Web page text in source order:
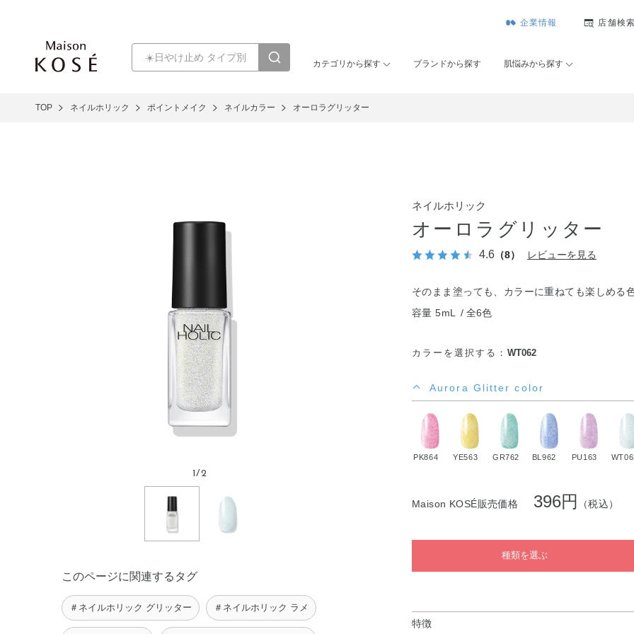
企業情報 店舗検
カテゴリから探す ブランドから探す 肌悩みから探す
TOP ネイルホリック ポイントメイク ネイルカラー オーロラグリッター
1/2
このページに関連するタグ
＃ネイルホリック グリッター ＃ネイルホリック ラメ
ネイルホリック
オーロラグリッター
4.6 （8） レビューを見る
そのまま塗っても、カラーに重ねても楽しめる
容量 5mL
全6色
カラーを選択する： WT062
Aurora Glitter color
PK864 YE563 GR762 BL962 PU163
Maison KOSÉ販売価格 396円 （税込）
種類を選ぶ
特徴